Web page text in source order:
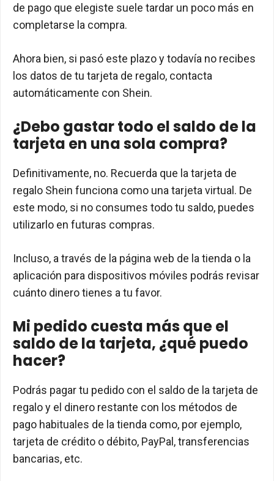
de pago que elegiste suele tardar un poco más en
completarse la compra.
Ahora bien, si pasó este plazo y todavía no recibes
los datos de tu tarjeta de regalo, contacta
automáticamente con Shein.
¿Debo gastar todo el saldo de la
tarjeta en una sola compra?
Definitivamente, no. Recuerda que la tarjeta de
regalo Shein funciona como una tarjeta virtual. De
este modo, si no consumes todo tu saldo, puedes
utilizarlo en futuras compras.
Incluso, a través de la página web de la tienda o la
aplicación para dispositivos móviles podrás revisar
cuánto dinero tienes a tu favor.
Mi pedido cuesta más que el
saldo de la tarjeta, ¿qué puedo
hacer?
Podrás pagar tu pedido con el saldo de la tarjeta de
regalo y el dinero restante con los métodos de
pago habituales de la tienda como, por ejemplo,
tarjeta de crédito o débito, PayPal, transferencias
bancarias, etc.